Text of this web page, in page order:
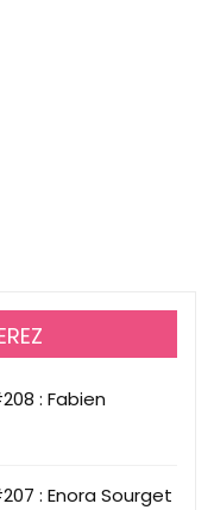
: Fabien
: Enora Sourget